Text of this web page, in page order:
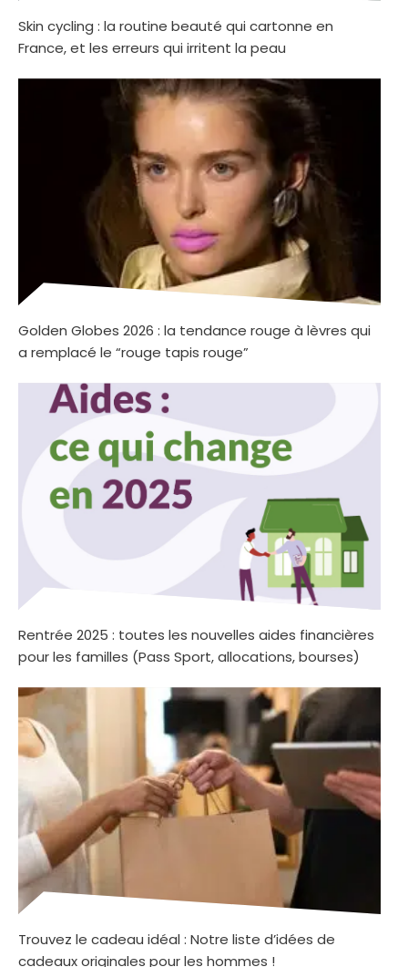
Skin cycling : la routine beauté qui cartonne en
France, et les erreurs qui irritent la peau
Golden Globes 2026 : la tendance rouge à lèvres qui
a remplacé le “rouge tapis rouge”
Rentrée 2025 : toutes les nouvelles aides financières
pour les familles (Pass Sport, allocations, bourses)
Trouvez le cadeau idéal : Notre liste d’idées de
cadeaux originales pour les hommes !